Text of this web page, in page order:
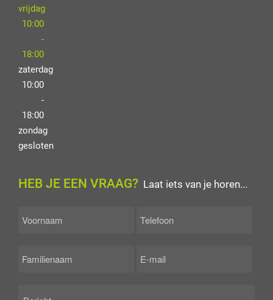
vrijdag
10:00
-
18:00
zaterdag
10:00
-
18:00
zondag
gesloten
HEB JE EEN VRAAG? Laat iets van je horen...